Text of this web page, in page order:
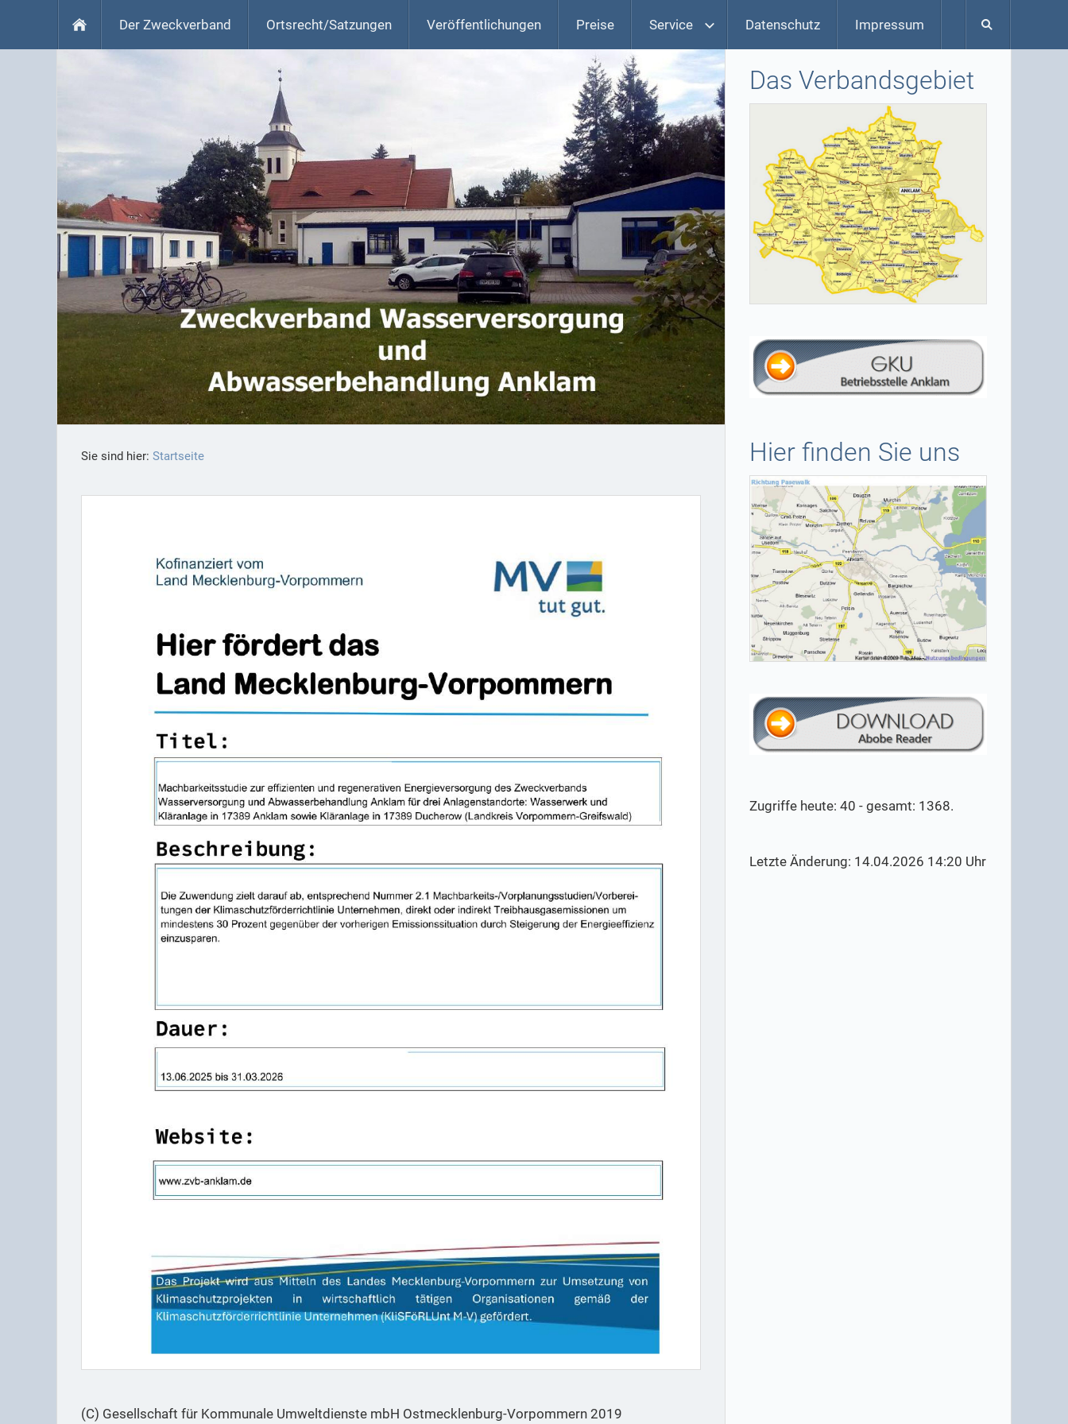
Der Zweckverband Ortsrecht/Satzungen Veröffentlichungen Preise Service Datenschutz Impressum
Sie sind hier: Startseite
(C) Gesellschaft für Kommunale Umweltdienste mbH Ostmecklenburg-Vorpommern 2019
Das Verbandsgebiet
Hier finden Sie uns
Zugriffe heute: 40 - gesamt: 1368.
Letzte Änderung: 14.04.2026 14:20 Uhr